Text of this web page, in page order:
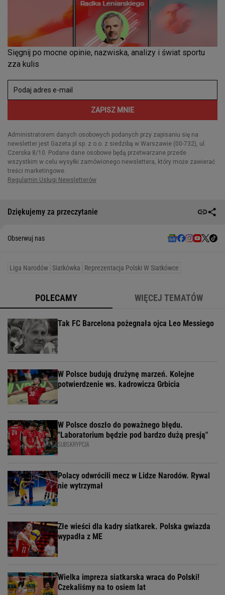
Dziękujemy za przeczytanie
Obserwuj nas
Liga Narodów Siatkówka Reprezentacja Polski W Siatkówce
POLECAMY WIĘCEJ TEMATÓW
Tak FC Barcelona pożegnała ojca Leo Messiego
W Polsce budują drużynę marzeń. Kolejne
potwierdzenie ws. kadrowicza Grbicia
W Polsce doszło do poważnego błędu.
"Laboratorium będzie pod bardzo dużą presją"
SUBSKRYPCJA
Polacy odwrócili mecz w Lidze Narodów. Rywal
nie wytrzymał
Złe wieści dla kadry siatkarek. Polska gwiazda
wypadła z ME
Wielka impreza siatkarska wraca do Polski!
Czekaliśmy na to osiem lat